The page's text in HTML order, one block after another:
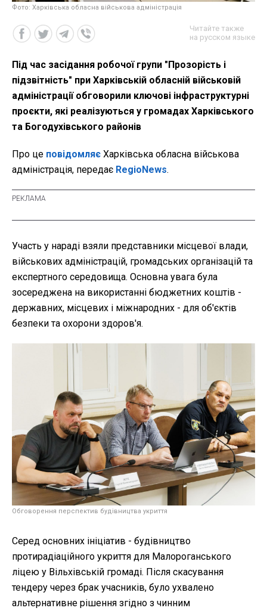
Фото: Харківська обласна військова адміністрація
Читайте также
на русском языке
Під час засідання робочої групи "Прозорість і
підзвітність" при Харківській обласній військовій
адміністрації обговорили ключові інфраструктурні
проєкти, які реалізуються у громадах Харківського
та Богодухівського районів
Про це повідомляє Харківська обласна військова
адміністрація, передає RegioNews.
Участь у нараді взяли представники місцевої влади,
військових адміністрацій, громадських організацій та
експертного середовища. Основна увага була
зосереджена на використанні бюджетних коштів -
державних, місцевих і міжнародних - для об'єктів
безпеки та охорони здоров'я.
Обговорення перспектив будівництва укриття
Серед основних ініціатив - будівництво
протирадіаційного укриття для Малороганського
ліцею у Вільхівській громаді. Після скасування
тендеру через брак учасників, було ухвалено
альтернативне рішення згідно з чинним